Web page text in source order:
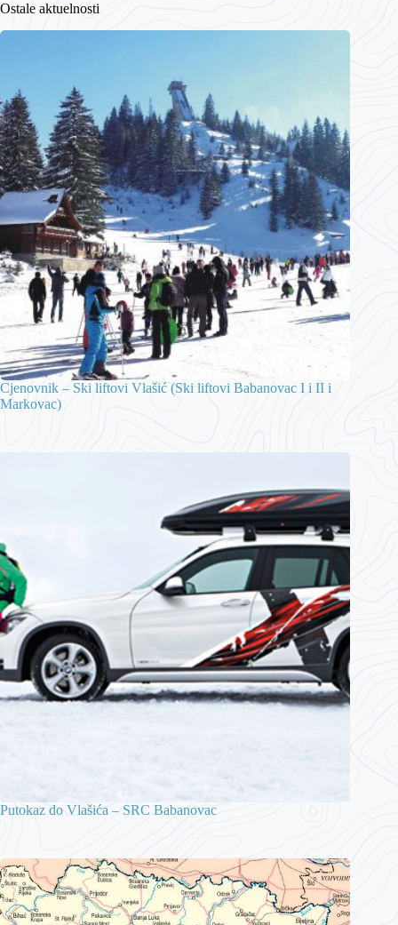
Ostale aktuelnosti
Cjenovnik – Ski liftovi Vlašić (Ski liftovi Babanovac I i II i
Markovac)
Putokaz do Vlašića – SRC Babanovac